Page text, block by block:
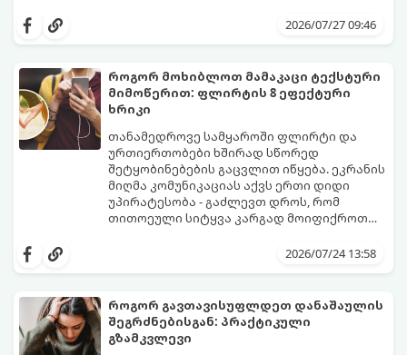
ფიზიოლოგიური და ფსიქოლოგიური
მოთმინებას მოითხოვს.
როგორ გახადოთ ეს პროცესი2026/07/27 09:46
როგორ მოხიბლოთ მამაკაცი ტექსტური
მიმოწერით: ფლირტის 8 ეფექტური
ხრიკი
თანამედროვე სამყაროში ფლირტი და
ურთიერთობები ხშირად სწორედ
შეტყობინებების გაცვლით იწყება. ეკრანის
მიღმა კომუნიკაციას აქვს ერთი დიდი
უპირატესობა - გაძლევთ დროს, რომ
თითოეული სიტყვა კარგად მოიფიქროთ
მოაცილოს და მოუთმენლად ელოდოს
წესი:
2026/07/24 13:58
როგორ გავთავისუფლდეთ დანაშაულის
შეგრძნებისგან: პრაქტიკული
გზამკვლევი